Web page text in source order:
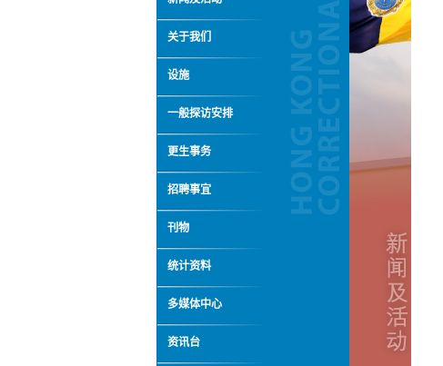
关于我们
设施
一般探访安排
更生事务
招聘事宜
刊物
统计资料
多媒体中心
资讯台